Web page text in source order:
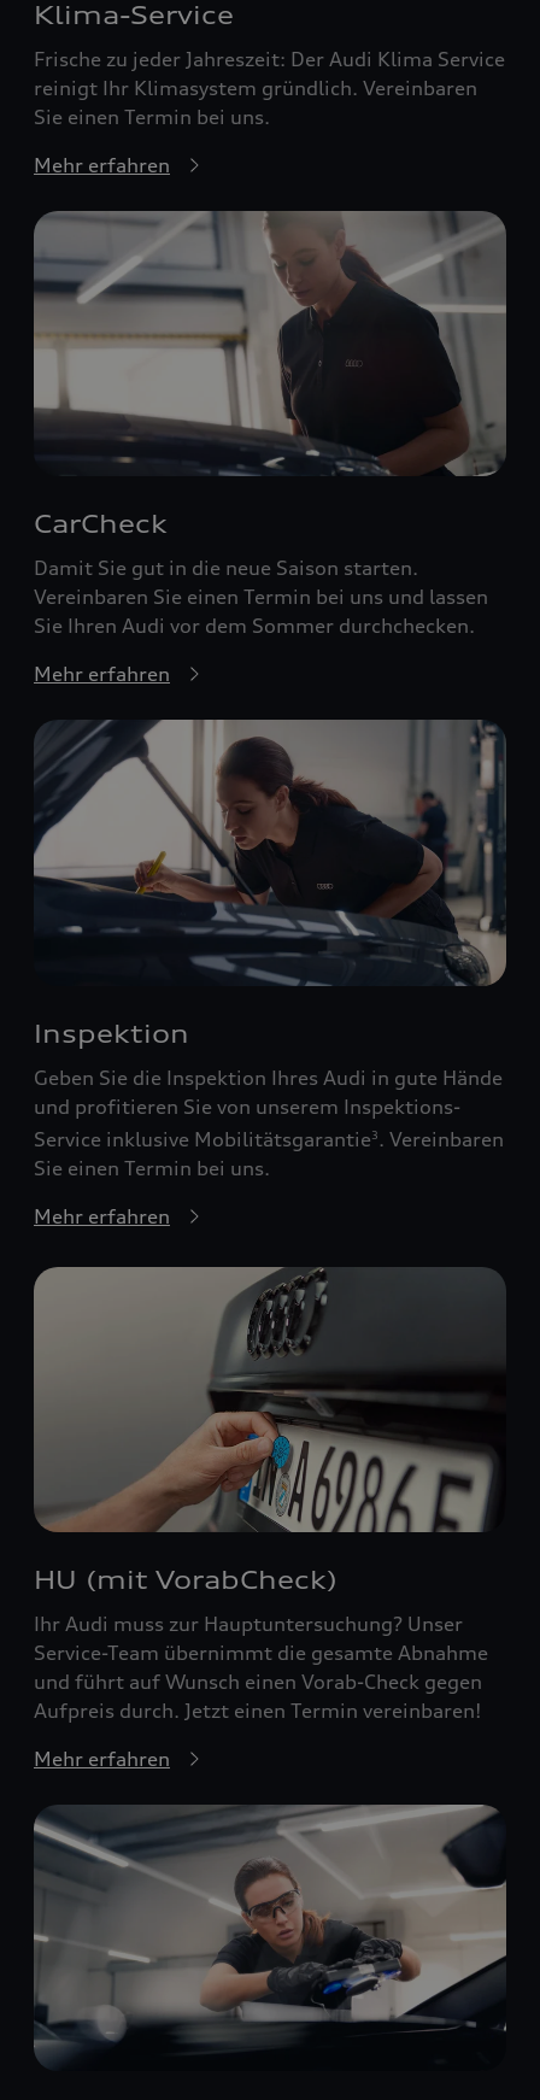
Klima-Service
Frische zu jeder Jahreszeit: Der Audi Klima Service
reinigt Ihr Klimasystem gründlich. Vereinbaren
Sie einen Termin bei uns.
Mehr erfahren
CarCheck
Damit Sie gut in die neue Saison starten.
Vereinbaren Sie einen Termin bei uns und lassen
Sie Ihren Audi vor dem Sommer durchchecken.
Mehr erfahren
Inspektion
Geben Sie die Inspektion Ihres Audi in gute Hände
und profitieren Sie von unserem Inspektions-
Service inklusive Mobilitätsgarantie3 . Vereinbaren
Sie einen Termin bei uns.
Mehr erfahren
HU (mit VorabCheck)
Ihr Audi muss zur Hauptuntersuchung? Unser
Service-Team übernimmt die gesamte Abnahme
und führt auf Wunsch einen Vorab-Check gegen
Aufpreis durch. Jetzt einen Termin vereinbaren!
Mehr erfahren